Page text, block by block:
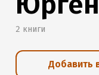
2 книги
Добавить